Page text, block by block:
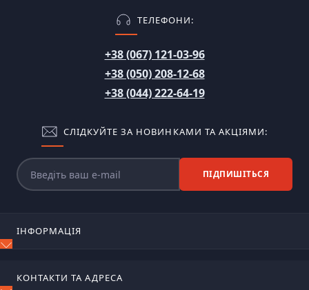
ТЕЛЕФОНИ:
+38 (067) 121-03-96
+38 (050) 208-12-68
+38 (044) 222-64-19
СЛІДКУЙТЕ ЗА НОВИНКАМИ ТА АКЦІЯМИ:
ПІДПИШІТЬСЯ
ІНФОРМАЦІЯ
Відгуки
КОНТАКТИ ТА АДРЕСА